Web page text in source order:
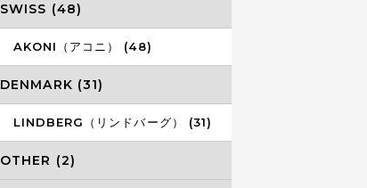
SWISS (48)
AKONI（アコニ） (48)
DENMARK (31)
LINDBERG（リンドバーグ） (31)
OTHER (2)